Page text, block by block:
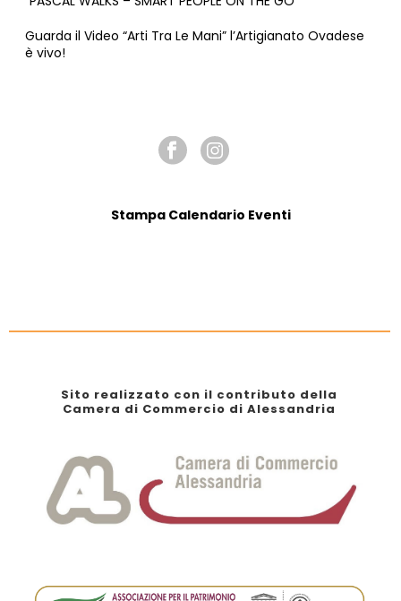
Guarda il Video “Arti Tra Le Mani” l’Artigianato Ovadese
è vivo!
Stampa Calendario Eventi
Sito realizzato con il contributo della
Camera di Commercio di Alessandria